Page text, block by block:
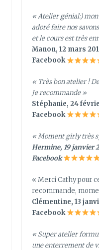
« Atelier génial:)
adoré faire nos
et le cours est très
Manon, 12 mars
Facebook
« Très bon atelier !
Je recommande »
Stéphanie, 24
Facebook
« Moment girly très
Hermine, 19 janvier
Facebook
« Merci Cathy pour
recommande,
Clémentine, 13
Facebook
« Super atelier
une enterrement de